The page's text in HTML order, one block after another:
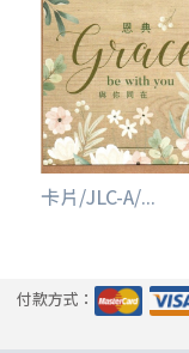
卡片/JLC-A/...
付款方式：